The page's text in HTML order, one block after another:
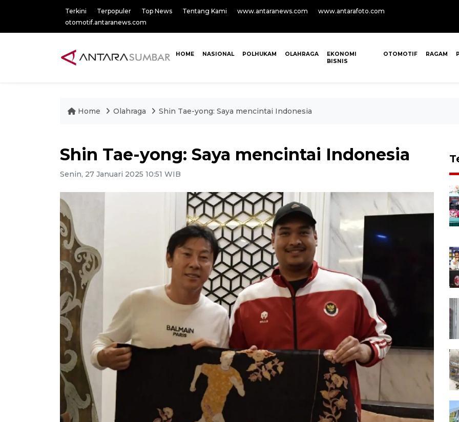
Terkini Terpopuler Top News Tentang Kami www.antaranews.com
www.antarafoto.com
otomotif.antaranews.com
HOME NASIONAL POLHUKAM OLAHRAGA
EKONOMI
BISNIS
OTOMOTIF RAGAM
Home Olahraga Shin Tae-yong: Saya mencintai Indonesia
Shin Tae-yong: Saya mencintai Indonesia
Senin, 27 Januari 2025 10:51 WIB